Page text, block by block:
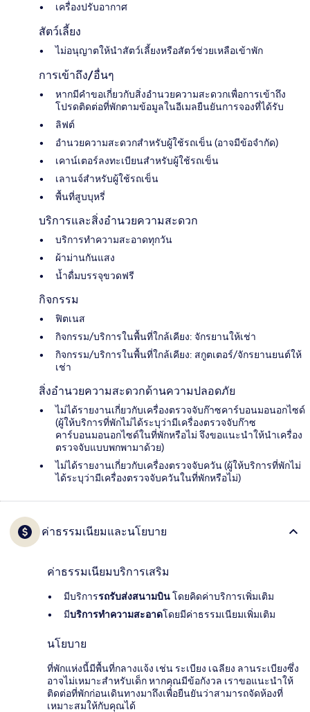
เครื่องปรับอากาศ
สัตว์เลี้ยง
ไม่อนุญาตให้นำสัตว์เลี้ยงหรือสัตว์ช่วยเหลือเข้าพัก
การเข้าถึง/อื่นๆ
หากมีคำขอเกี่ยวกับสิ่งอำนวยความสะดวกเพื่อการเข้าถึง
โปรดติดต่อที่พักตามข้อมูลในอีเมลยืนยันการจองที่ได้รับ
ลิฟต์
อำนวยความสะดวกสำหรับผู้ใช้รถเข็น (อาจมีข้อจำกัด)
เคาน์เตอร์ลงทะเบียนสำหรับผู้ใช้รถเข็น
เลานจ์สำหรับผู้ใช้รถเข็น
พื้นที่สูบบุหรี่
บริการและสิ่งอำนวยความสะดวก
บริการทำความสะอาดทุกวัน
ผ้าม่านกันแสง
น้ำดื่มบรรจุขวดฟรี
กิจกรรม
ฟิตเนส
กิจกรรม/บริการในพื้นที่ใกล้เคียง: จักรยานให้เช่า
กิจกรรม/บริการในพื้นที่ใกล้เคียง: สกูตเตอร์/จักรยานยนต์ให้
เช่า
สิ่งอำนวยความสะดวกด้านความปลอดภัย
ไม่ได้รายงานเกี่ยวกับเครื่องตรวจจับก๊าซคาร์บอนมอนอกไซด์
(ผู้ให้บริการที่พักไม่ได้ระบุว่ามีเครื่องตรวจจับก๊าซ
คาร์บอนมอนอกไซด์ในที่พักหรือไม่ จึงขอแนะนำให้นำเครื่อง
ตรวจจับแบบพกพามาด้วย)
ไม่ได้รายงานเกี่ยวกับเครื่องตรวจจับควัน (ผู้ให้บริการที่พักไม่
ได้ระบุว่ามีเครื่องตรวจจับควันในที่พักหรือไม่)
ค่าธรรมเนียมและนโยบาย
ค่าธรรมเนียมบริการเสริม
มีบริการรถรับส่งสนามบินโดยคิดค่าบริการเพิ่มเติม
มีบริการทำความสะอาดโดยมีค่าธรรมเนียมเพิ่มเติม
นโยบาย
ที่พักแห่งนี้มีพื้นที่กลางแจ้ง เช่น ระเบียง เฉลียง ลานระเบียงซึ่ง
อาจไม่เหมาะสำหรับเด็ก หากคุณมีข้อกังวล เราขอแนะนำให้
ติดต่อที่พักก่อนเดินทางมาถึงเพื่อยืนยันว่าสามารถจัดห้องที่
เหมาะสมให้กับคุณได้